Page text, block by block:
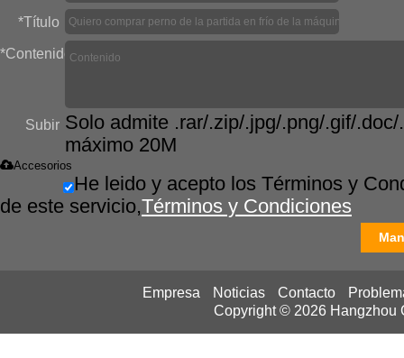
*Título
*Contenido
Subir Solo admite .rar/.zip/.jpg/.png/.gif/
máximo 20M
Accesorios
He leido y acepto los Términos y
de este servicio,Términos y Condiciones
Empresa Noticias Contacto
Copyright © 2026 Hangzhou